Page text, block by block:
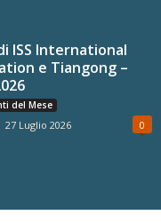
ISS International
e Tiangong –
del Mese
27 Luglio 2026 0